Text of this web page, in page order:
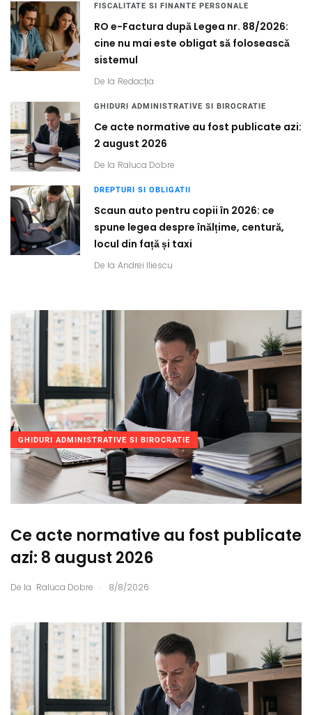
FISCALITATE SI FINANTE PERSONALE
RO e-Factura după Legea nr. 88/2026:
cine nu mai este obligat să folosească
sistemul
De la Redacția
GHIDURI ADMINISTRATIVE SI BIROCRATIE
Ce acte normative au fost publicate azi:
2 august 2026
De la Raluca Dobre
DREPTURI SI OBLIGATII
Scaun auto pentru copii în 2026: ce
spune legea despre înălțime, centură,
locul din față și taxi
De la Andrei Iliescu
GHIDURI ADMINISTRATIVE SI BIROCRATIE
Ce acte normative au fost publicate
azi: 8 august 2026
De la Raluca Dobre . 8/8/2026